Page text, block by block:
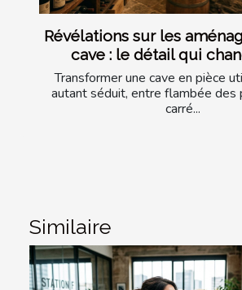
Révélations sur les
cave : le détail qui
Transformer une cave en pièce
autant séduit, entre flambée des
carré...
Similaire